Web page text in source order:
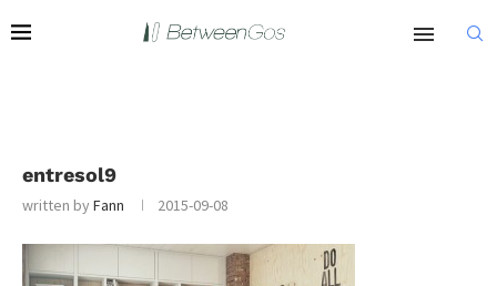
entresol9
written byFann 2015-09-08